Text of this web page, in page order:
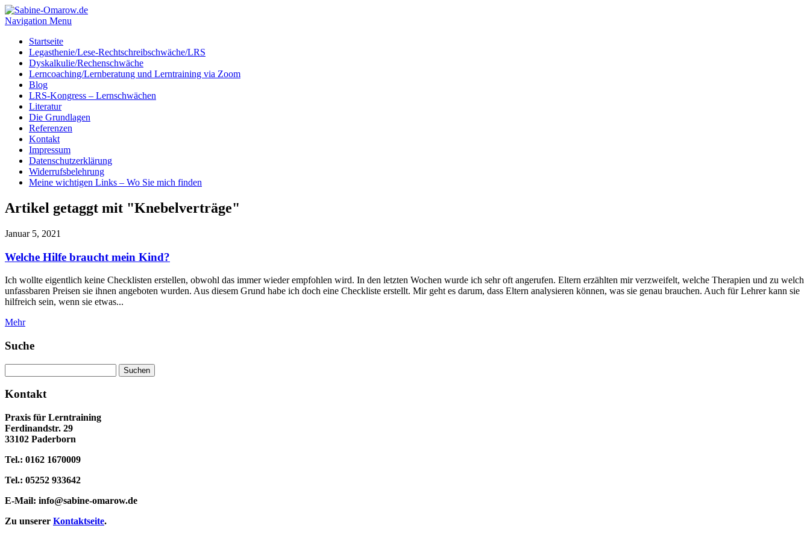
Navigation Menu
Startseite
Legasthenie/Lese-Rechtschreibschwäche/LRS
Dyskalkulie/Rechenschwäche
Lerncoaching/Lernberatung und Lerntraining via Zoom
Blog
LRS-Kongress – Lernschwächen
Literatur
Die Grundlagen
Referenzen
Kontakt
Impressum
Datenschutzerklärung
Widerrufsbelehrung
Meine wichtigen Links – Wo Sie mich finden
Artikel getaggt mit "Knebelverträge"
Januar 5, 2021
Welche Hilfe braucht mein Kind?
Ich wollte eigentlich keine Checklisten erstellen, obwohl das immer wieder empfohlen wird. In den letzten Wochen wurde ich sehr oft angerufen. Eltern erzählten mir verzweifelt, welche Therapien und zu welch
unfassbaren Preisen sie ihnen angeboten wurden. Aus diesem Grund habe ich doch eine Checkliste erstellt. Mir geht es darum, dass Eltern analysieren können, was sie genau brauchen. Auch für Lehrer kann sie
hilfreich sein, wenn sie etwas...
Mehr
Suche
nach:
Kontakt
Praxis für Lerntraining
Ferdinandstr. 29
33102 Paderborn
Tel.: 0162 1670009
Tel.: 05252 933642
E-Mail: info@sabine-omarow.de
Zu unserer Kontaktseite.